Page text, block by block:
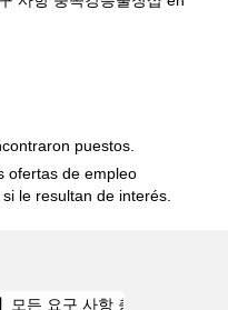
puestos.
ofertas de empleo
le resultan de interés.